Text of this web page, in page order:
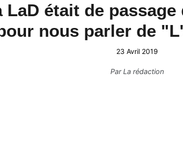
LaD était de
nous parler de
23 Avril 2019
ParLa rédaction